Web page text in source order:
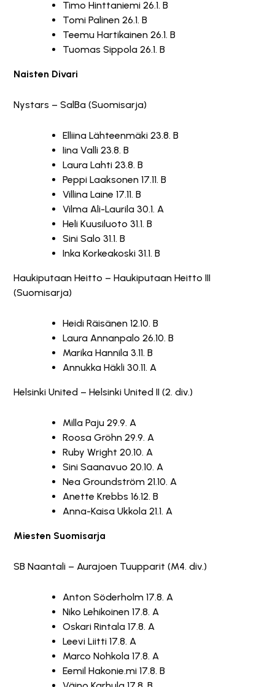
Timo Hinttaniemi 26.1. B
Tomi Palinen 26.1. B
Teemu Hartikainen 26.1. B
Tuomas Sippola 26.1. B
Naisten Divari
Nystars – SalBa (Suomisarja)
Elliina Lähteenmäki 23.8. B
Iina Valli 23.8. B
Laura Lahti 23.8. B
Peppi Laaksonen 17.11. B
Villina Laine 17.11. B
Vilma Ali-Laurila 30.1. A
Heli Kuusiluoto 31.1. B
Sini Salo 31.1. B
Inka Korkeakoski 31.1. B
Haukiputaan Heitto – Haukiputaan Heitto III
(Suomisarja)
Heidi Räisänen 12.10. B
Laura Annanpalo 26.10. B
Marika Hannila 3.11. B
Annukka Häkli 30.11. A
Helsinki United – Helsinki United II (2. div.)
Milla Paju 29.9. A
Roosa Gröhn 29.9. A
Ruby Wright 20.10. A
Sini Saanavuo 20.10. A
Nea Groundström 21.10. A
Anette Krebbs 16.12. B
Anna-Kaisa Ukkola 21.1. A
Miesten Suomisarja
SB Naantali – Aurajoen Tuupparit (M4. div.)
Anton Söderholm 17.8. A
Niko Lehikoinen 17.8. A
Oskari Rintala 17.8. A
Leevi Liitti 17.8. A
Marco Nohkola 17.8. A
Eemil Hakonie.mi 17.8. B